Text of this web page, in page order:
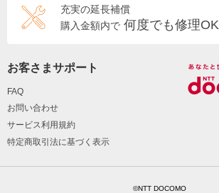
充実の延長補償
購入金額内で 何度でも修理OK
お客さまサポート
FAQ
お問い合わせ
サービス利用規約
特定商取引法に基づく表示
©NTT DOCOMO